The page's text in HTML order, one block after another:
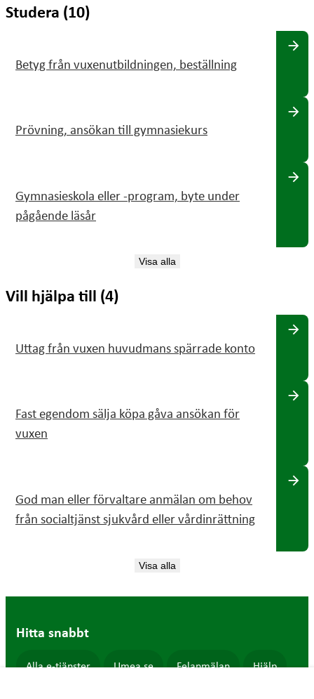
Studera (10)
Betyg från vuxenutbildningen, beställning
arrow_forward
Prövning, ansökan till gymnasiekurs
arrow_forward
Gymnasieskola eller -program, byte under
pågående läsår
arrow_forward
Visa alla
Vill hjälpa till (4)
Uttag från vuxen huvudmans spärrade konto
arrow_forward
Fast egendom sälja köpa gåva ansökan för
vuxen
arrow_forward
God man eller förvaltare anmälan om behov
från socialtjänst sjukvård eller vårdinrättning
arrow_forward
Visa alla
Hitta snabbt
Alla e-tjänster Umea.se Felanmälan Hjälp